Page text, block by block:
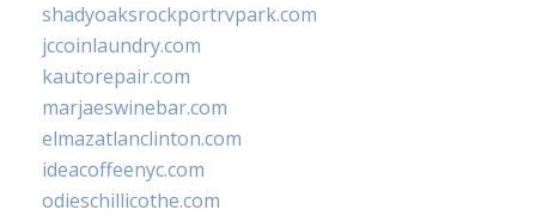
shadyoaksrockportrvpark.com
jccoinlaundry.com
kautorepair.com
marjaeswinebar.com
elmazatlanclinton.com
ideacoffeenyc.com
odieschillicothe.com